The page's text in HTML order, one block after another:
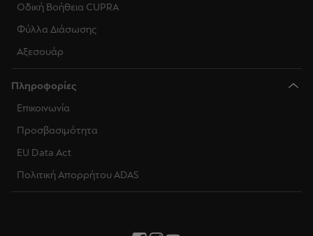
Οδική Βοήθεια CUPRA
Φύλλα Διάσωσης
Αξεσουάρ
Πληροφορίες
Επικοινωνία
Προσβασιμότητα
EU Data Act
Πολιτική Απορρήτου ADAS